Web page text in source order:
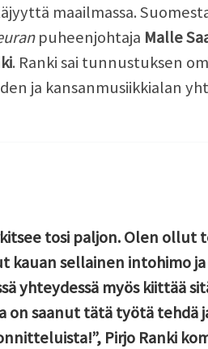
maailmassa.
puheenjohtaja Malle
. Ranki sai tunnustuksen
ja kansanmusiikkialan
tosi paljon. Olen ollut
kauan sellainen intohimo
yhteydessä myös kiittää
on saanut tätä työtä tehdä
Pirjo Ranki